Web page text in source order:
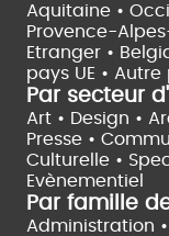
Aquitaine •
Provence-
Etranger •
pays UE • Autre
Par secteur
Art • Design •
Presse •
Culturelle •
Evènementiel
Par famille
Administration